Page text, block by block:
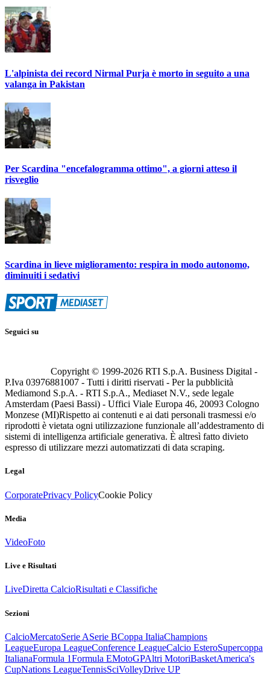
L'alpinista dei record Nirmal Purja è morto in seguito a una
valanga in Pakistan
Per Scardina "encefalogramma ottimo", a giorni atteso il
risveglio
Scardina in lieve miglioramento: respira in modo autonomo,
diminuiti i sedativi
Seguici su
Copyright © 1999-2026 RTI S.p.A. Business Digital -
P.Iva 03976881007 - Tutti i diritti riservati - Per la pubblicità
Mediamond S.p.A. - RTI S.p.A., Mediaset N.V., sede legale
Amsterdam (Paesi Bassi) - Uffici Viale Europa 46, 20093 Cologno
Monzese (MI)Rispetto ai contenuti e ai dati personali trasmessi e/o
riprodotti è vietata ogni utilizzazione funzionale all’addestramento di
sistemi di intelligenza artificiale generativa. È altresì fatto divieto
espresso di utilizzare mezzi automatizzati di data scraping.
Legal
CorporatePrivacy PolicyCookie Policy
Media
VideoFoto
Live e Risultati
LiveDiretta CalcioRisultati e Classifiche
Sezioni
CalcioMercatoSerie ASerie BCoppa ItaliaChampions
LeagueEuropa LeagueConference LeagueCalcio EsteroSupercoppa
ItalianaFormula 1Formula EMotoGPAltri MotoriBasketAmerica's
CupNations LeagueTennisSciVolleyDrive UP